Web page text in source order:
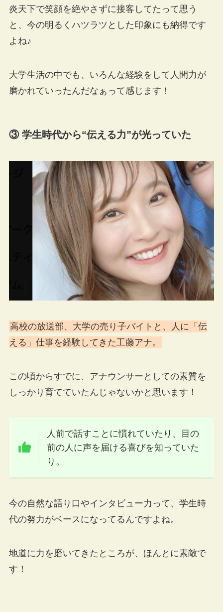
炎天下で笑顔を絶やさずに接客してたって思う
と、今の明るくハツラツとした印象にも納得です
よね♪
大学生活の中でも、いろんな経験をして人間力が
磨かれていったんだなぁって感じます！
③ 学生時代から“伝える力”が光っていた
高校の放送部、大学の売り子バイトと、人に「伝
える」仕事を経験してきた工藤アナ。
この頃からすでに、アナウンサーとしての素質を
しっかり育てていたんじゃないかと思います！
人前で話すことに慣れていたり、目の
前の人に声を届ける喜びを知っていた
り。
今の自然な語り口やインタビュー力って、学生時
代の努力がベースになってるんですよね。
地道に力を磨いてきたところが、ほんとに素敵で
す！